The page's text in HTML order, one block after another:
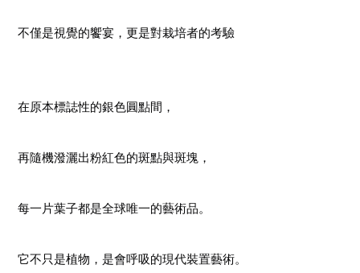
不僅是視覺的饗宴，更是對栽培者的考驗
在原本標誌性的銀色圓點間，
再隨機潑灑出粉紅色的斑點與斑塊，
每一片葉子都是全球唯一的藝術品。
它不只是植物，是會呼吸的現代裝置藝術。